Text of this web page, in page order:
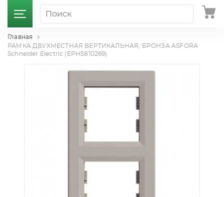
Главная
РАМКА ДВУХМЕСТНАЯ ВЕРТИКАЛЬНАЯ, БРОНЗА ASFORA
Schneider Electric (EPH5810269)